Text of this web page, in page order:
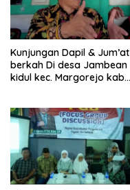
Kunjungan Dapil & Jum’at
berkah Di desa Jambean
kidul kec. Margorejo kab.